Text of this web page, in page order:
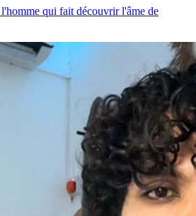
qui fait découvrir l'âme de